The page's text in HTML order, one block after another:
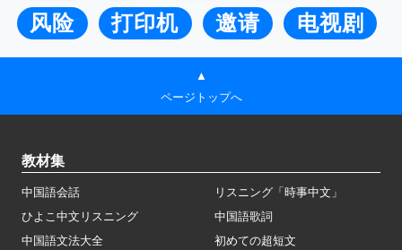
风险
打印机 邀请 电视剧
▲
ページトップへ
教材集
中国語会話
リスニング「時事中文」
ひよこ中文リスニング
中国語歌詞
中国語文法大全
初めての超短文